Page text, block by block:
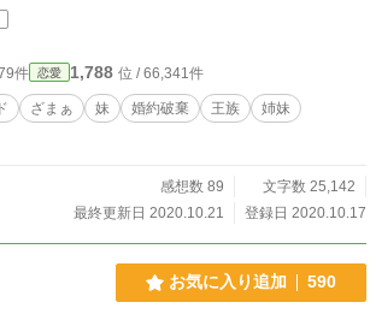
、サクサク読んでもらうのに削った所を(現在他作を
番外編で更新しますので、暫く連載中のままとさせて
願いします。 番外編に手が回らないため、一旦完結
ムでも別名義にて連
照ください。(10/27追記)
件 恋愛 1,788 位 / 66,341件
ざまぁ 妹 婚約破棄 王族
姉妹
感想数 89
文字数 25,142
最終更新日 2020.10.21
登録日 2020.10.17
お気に入り追加 590